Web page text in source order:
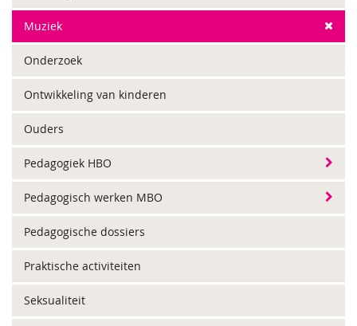
Muziek
Onderzoek
Ontwikkeling van kinderen
Ouders
Pedagogiek HBO
Pedagogisch werken MBO
Pedagogische dossiers
Praktische activiteiten
Seksualiteit